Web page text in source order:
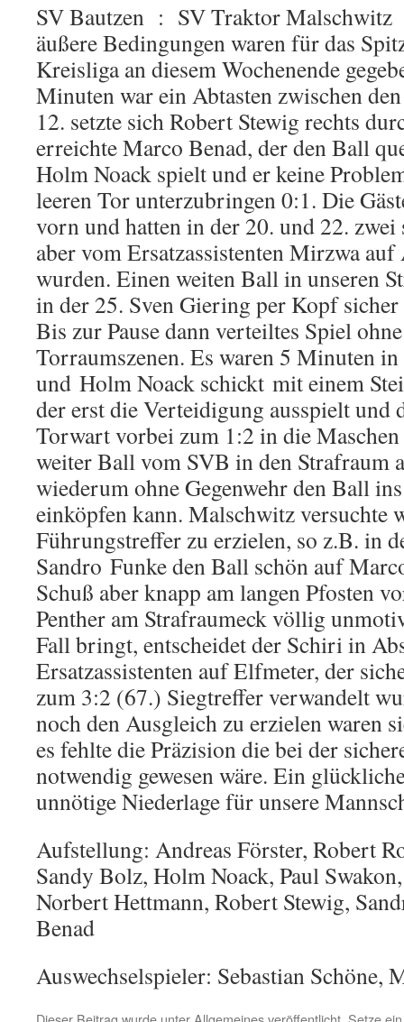
SV Bautzen : SV Traktor
äußere Bedingungen waren für das
Kreisliga an diesem Wochenende
Minuten war ein Abtasten zwischen
12. setzte sich Robert Stewig rechts
erreichte Marco Benad, der den Ball
Holm Noack spielt und er keine
leeren Tor unterzubringen 0:1. Die
vorn und hatten in der 20. und 22.
aber vom Ersatzassistenten Mirzwa auf
wurden. Einen weiten Ball in unseren
in der 25. Sven Giering per Kopf
Bis zur Pause dann verteiltes Spiel
Torraumszenen. Es waren 5 Minuten
und Holm Noack schickt mit einem
der erst die Verteidigung ausspielt und
Torwart vorbei zum 1:2 in die
weiter Ball vom SVB in den Strafraum
wiederum ohne Gegenwehr den Ball
einköpfen kann. Malschwitz versuchte
Führungstreffer zu erzielen, so z.B. in
Sandro Funke den Ball schön auf
Schuß aber knapp am langen Pfosten
Penther am Strafraumeck völlig
Fall bringt, entscheidet der Schiri in
Ersatzassistenten auf Elfmeter, der
zum 3:2 (67.) Siegtreffer verwandelt
noch den Ausgleich zu erzielen waren
es fehlte die Präzision die bei der
notwendig gewesen wäre. Ein
unnötige Niederlage für unsere
Aufstellung: Andreas Förster, Robert
Sandy Bolz, Holm Noack, Paul
Norbert Hettmann, Robert Stewig,
Benad
Auswechselspieler: Sebastian Schöne,